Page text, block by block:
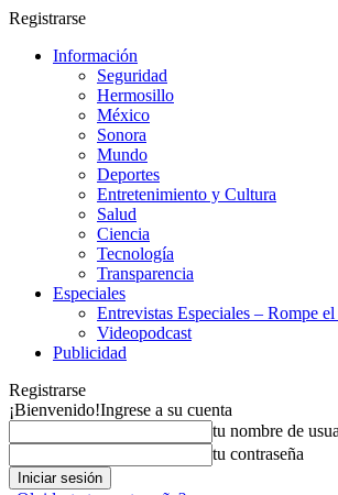
Registrarse
Información
Seguridad
Hermosillo
México
Sonora
Mundo
Deportes
Entretenimiento y Cultura
Salud
Ciencia
Tecnología
Transparencia
Especiales
Entrevistas Especiales – Rompe
Videopodcast
Publicidad
Registrarse
¡Bienvenido!Ingrese a su cuenta
tu nombre de
tu contraseña